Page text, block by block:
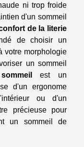
ni trop froide
d'un sommeil
de la literie
de choisir un
votre morphologie
un sommeil
est un
d'un ergonome
ou d'un
précieuse pour
un sommeil de